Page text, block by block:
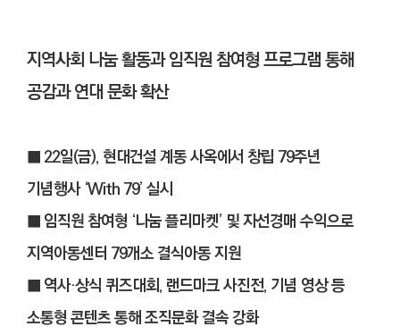
지역사회 나눔 활동과 임직원 참여형 프로그램 통해
공감과 연대 문화 확산
■ 22일(금), 현대건설 계동 사옥에서 창립 79주년
기념행사 ‘With 79’ 실시
■ 임직원 참여형 ‘나눔 플리마켓’ 및 자선경매 수익으로
지역아동센터 79개소 결식아동 지원
■ 역사·상식 퀴즈대회, 랜드마크 사진전, 기념 영상 등
소통형 콘텐츠 통해 조직문화 결속 강화